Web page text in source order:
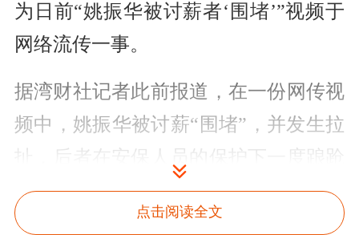
为日前“姚振华被讨薪者‘围堵’”视频于
网络流传一事。
据湾财社记者此前报道，在一份网传视
频中，姚振华被讨薪“围堵”，并发生拉
扯，后者在安保人员的保护下一度踉跄
挣脱，却不慎跌倒，第二次更是被讨薪
者环抱住脖子扣倒在地，最终在安保人
点击阅读全文